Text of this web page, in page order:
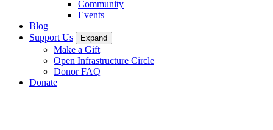
Community
Events
Blog
Support Us
Expand
Make a Gift
Open Infrastructure Circle
Donor FAQ
Donate